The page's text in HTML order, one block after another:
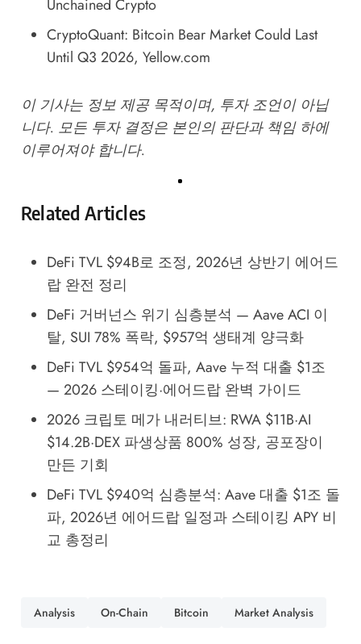
Unchained Crypto
CryptoQuant: Bitcoin Bear Market Could Last
Until Q3 2026, Yellow.com
이 기사는 정보 제공 목적이며, 투자 조언이 아닙
니다. 모든 투자 결정은 본인의 판단과 책임 하에
이루어져야 합니다.
Related Articles
DeFi TVL $94B로 조정, 2026년 상반기 에어드
랍 완전 정리
DeFi 거버넌스 위기 심층분석 — Aave ACI 이
탈, SUI 78% 폭락, $957억 생태계 양극화
DeFi TVL $954억 돌파, Aave 누적 대출 $1조
— 2026 스테이킹·에어드랍 완벽 가이드
2026 크립토 메가 내러티브: RWA $11B·AI
$14.2B·DEX 파생상품 800% 성장, 공포장이
만든 기회
DeFi TVL $940억 심층분석: Aave 대출 $1조 돌
파, 2026년 에어드랍 일정과 스테이킹 APY 비
교 총정리
Analysis On-Chain Bitcoin Market Analysis